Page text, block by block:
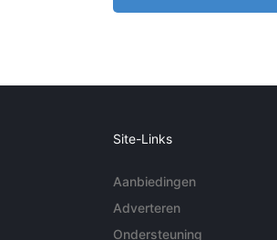
Site-Links
Aanbiedingen
Adverteren
Ondersteuning